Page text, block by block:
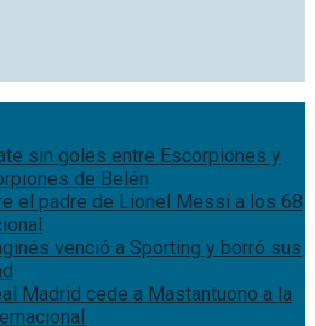
sin goles entre Escorpiones y
de Belén
el padre de Lionel Messi a los 68
venció a Sporting y borró sus
Madrid cede a Mastantuono a la